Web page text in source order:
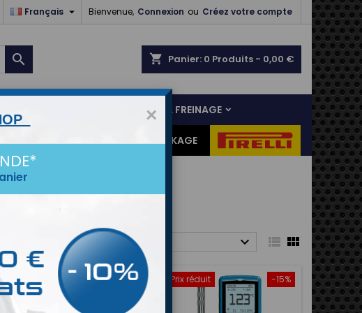
Bienvenue, Connexion ou Créez votre compte
Français 
shopping_cart Panier: 0 Produits - 0,00 €

LIAISON AU SOL & FREINAGE
IDÉES CADEAUX DESTOCKAGE
Trier par : Pertinence   
-15%
Prix réduit -15%
Prix réduit
×